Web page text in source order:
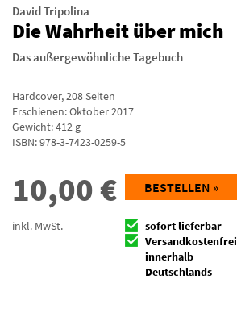
David Tripolina
Die Wahrheit über mich
Das außergewöhnliche Tagebuch
Hardcover,208Seiten
Erschienen: Oktober 2017
Gewicht: 412 g
ISBN:978-3-7423-0259-5
10,00€
inkl. MwSt.
BESTELLEN »
sofort lieferbar
Versandkostenfrei
innerhalb
Deutschlands